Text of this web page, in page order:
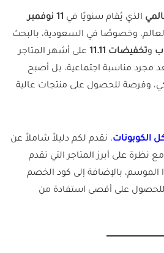
الذي يُقام سنويًا في
11 نوفمبر
العالم، وخصوصًا في السعودية، بالبحث
وتخفيضات 11.11
على أشهر المتاجر
مجرد مناسبة اجتماعية، بل أصبح
وفرصة للحصول على منتجات عالية
الكوبونات، نقدم لكم دليلاً شاملاً عن
مع نظرة على أبرز المتاجر التي تقدم
بالإضافة إلى كود الخصم
للحصول على أقصى استفادة من